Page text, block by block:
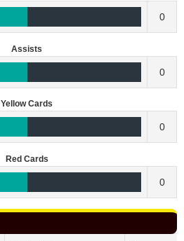
0
Assists
0
Yellow Cards
0
Red Cards
0